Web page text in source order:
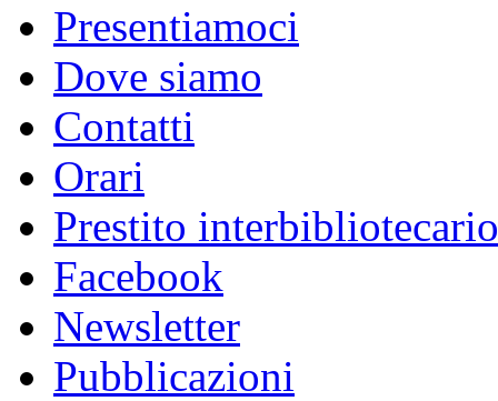
Presentiamoci
Dove siamo
Contatti
Orari
Prestito interbibliotecario
Facebook
Newsletter
Pubblicazioni